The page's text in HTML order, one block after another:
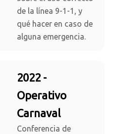
de la línea 9-1-1, y
qué hacer en caso de
alguna emergencia.
2022 -
Operativo
Carnaval
Conferencia de